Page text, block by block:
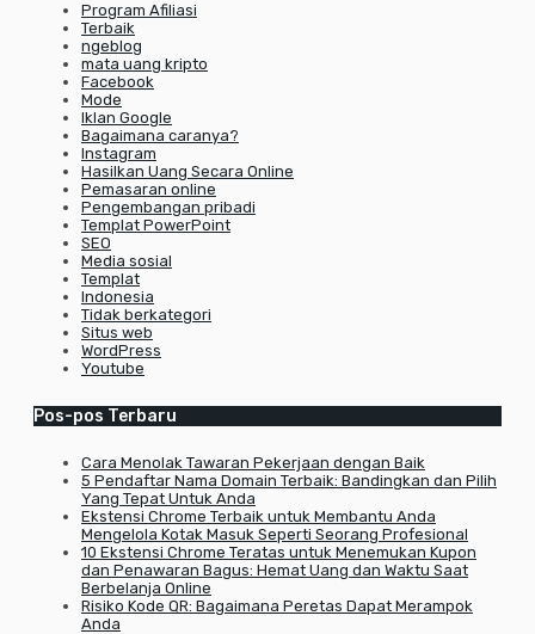
Program Afiliasi
Terbaik
ngeblog
mata uang kripto
Facebook
Mode
Iklan Google
Bagaimana caranya?
Instagram
Hasilkan Uang Secara Online
Pemasaran online
Pengembangan pribadi
Templat PowerPoint
SEO
Media sosial
Templat
Indonesia
Tidak berkategori
Situs web
WordPress
Youtube
Pos-pos Terbaru
Cara Menolak Tawaran Pekerjaan dengan Baik
5 Pendaftar Nama Domain Terbaik: Bandingkan dan Pilih
Yang Tepat Untuk Anda
Ekstensi Chrome Terbaik untuk Membantu Anda
Mengelola Kotak Masuk Seperti Seorang Profesional
10 Ekstensi Chrome Teratas untuk Menemukan Kupon
dan Penawaran Bagus: Hemat Uang dan Waktu Saat
Berbelanja Online
Risiko Kode QR: Bagaimana Peretas Dapat Merampok
Anda